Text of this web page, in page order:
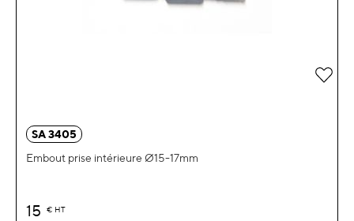
SA 3405
Embout prise intérieure Ø15-17mm
15 € HT